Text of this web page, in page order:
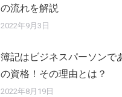
の流れを解説
2022年9月3日
簿記はビジネスパーソンで
の資格！その理由とは？
2022年8月19日